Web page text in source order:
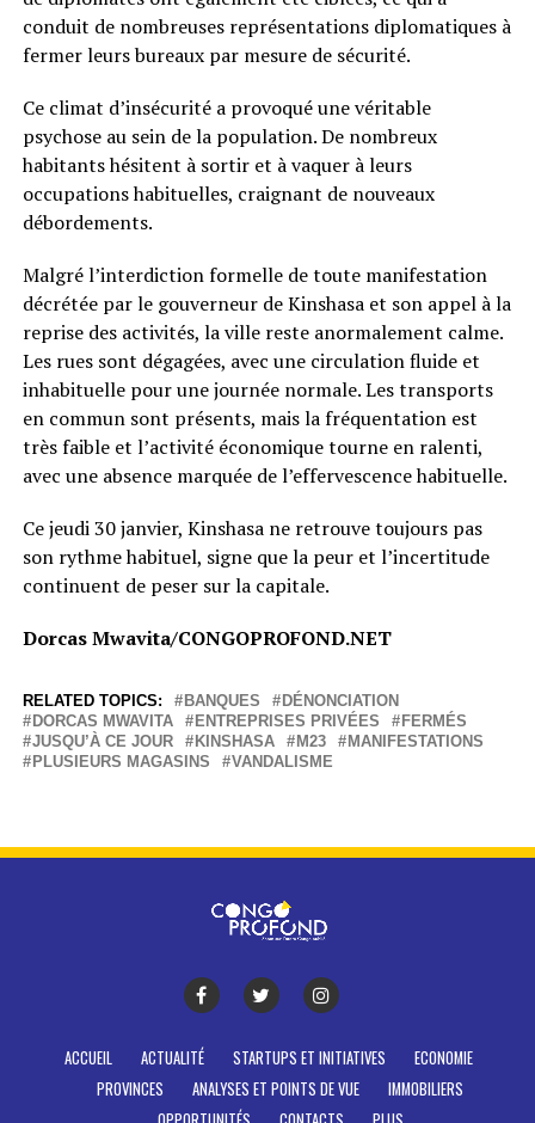
conduit de nombreuses représentations diplomatiques à
fermer leurs bureaux par mesure de sécurité.
Ce climat d’insécurité a provoqué une véritable
psychose au sein de la population. De nombreux
habitants hésitent à sortir et à vaquer à leurs
occupations habituelles, craignant de nouveaux
débordements.
Malgré l’interdiction formelle de toute manifestation
décrétée par le gouverneur de Kinshasa et son appel à la
reprise des activités, la ville reste anormalement calme.
Les rues sont dégagées, avec une circulation fluide et
inhabituelle pour une journée normale. Les transports
en commun sont présents, mais la fréquentation est
très faible et l’activité économique tourne en ralenti,
avec une absence marquée de l’effervescence habituelle.
Ce jeudi 30 janvier, Kinshasa ne retrouve toujours pas
son rythme habituel, signe que la peur et l’incertitude
continuent de peser sur la capitale.
Dorcas Mwavita/CONGOPROFOND.NET
RELATED TOPICS: BANQUES
DÉNONCIATION
DORCAS MWAVITA
ENTREPRISES PRIVÉES
FERMÉS
JUSQU’À CE JOUR
KINSHASA M23
MANIFESTATIONS
PLUSIEURS MAGASINS
VANDALISME
ACCUEIL ACTUALITÉ STARTUPS ET INITIATIVES
ECONOMIE
PROVINCES
ANALYSES ET POINTS DE VUE
IMMOBILIERS